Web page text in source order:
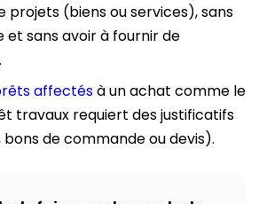
projets (biens ou services), sans
sans avoir à fournir de
affectésà un achat comme le
travaux requiert des justificatifs
de commande ou devis).